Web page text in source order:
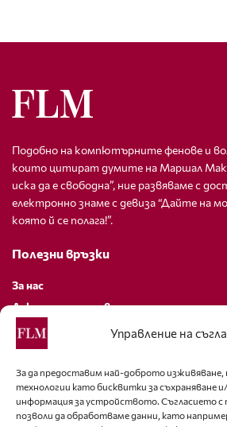
Управление на
За да предоставим най-доброто изживяване,
технологии като бисквитки за съхраняване
информация за устройството. Съгласието с
позволи да обработваме данни, като
Подобно на компютърните фенове и
които цитират думите на Маршал
иска да е свободна”, ние развяваме с
електронно знаме с девиза “Дайте на
която й се полага!”.
Полезни връзки
За нас
Декларация за поверителност
Политика за бисквитки
За контакти
editor@fashion-lifestyle.net